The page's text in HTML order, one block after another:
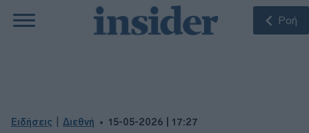
Ροή
Ειδήσεις Διεθνή 15-05-2026 | 17:27